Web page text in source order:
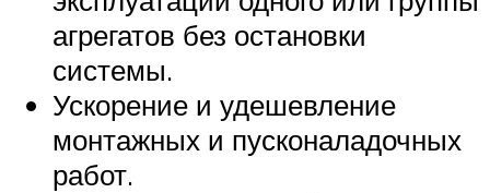
агрегатов без остановки
системы.
Ускорение и удешевление
монтажных и пусконаладочных
работ.